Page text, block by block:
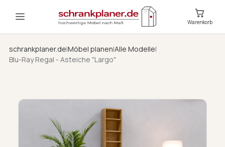
Warenkorb
schrankplaner.de|Möbel planen|Alle Modelle|
Blu-Ray Regal - Asteiche "Largo"